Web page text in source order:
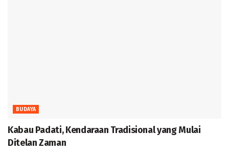
BUDAYA
Kabau Padati, Kendaraan Tradisional yang Mulai
Ditelan Zaman ‎